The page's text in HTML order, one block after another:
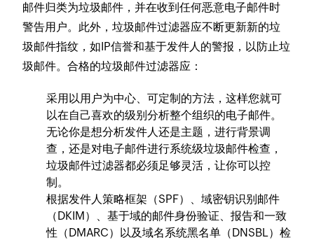
邮件归类为垃圾邮件，并在收到任何恶意电子邮件时
警告用户。此外，垃圾邮件过滤器应不断更新新的垃
圾邮件指纹，如IP信誉和基于发件人的警报，以防止垃
圾邮件。合格的垃圾邮件过滤器应：
采用以用户为中心、可定制的方法，这样您就可
以在自己喜欢的级别分析整个组织的电子邮件。
无论你是想分析发件人还是主题，进行背景调
查，还是对电子邮件进行系统级垃圾邮件检查，
垃圾邮件过滤器都必须足够灵活，让你可以控
制。
根据发件人策略框架（SPF）、域密钥识别邮件
（DKIM）、基于域的邮件身份验证、报告和一致
性（DMARC）以及域名系统黑名单（DNSBL）检